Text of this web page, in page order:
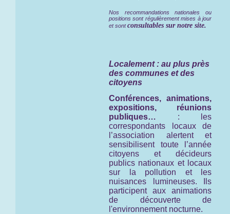
Nos recommandations nationales ou
positions sont régulièrement mises à jour
et sontconsultables sur notre site.
Localement : au plus près
des communes et des
citoyens
Conférences, animations,
expositions, réunions
publiques… : les
correspondants locaux de
l’association alertent et
sensibilisent toute l’année
citoyens et décideurs
publics nationaux et locaux
sur la pollution et les
nuisances lumineuses. Ils
participent aux animations
de découverte de
l'environnement nocturne.